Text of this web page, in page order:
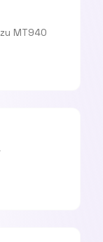
MT940